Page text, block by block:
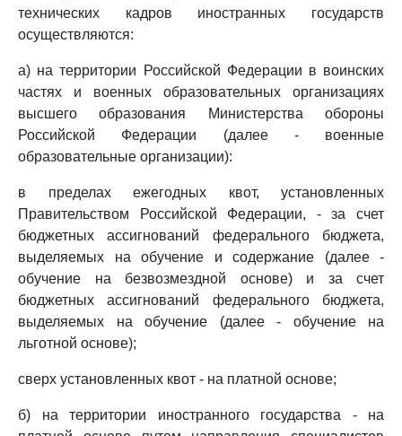
технических кадров иностранных государств
осуществляются:
а) на территории Российской Федерации в воинских
частях и военных образовательных организациях
высшего образования Министерства обороны
Российской Федерации (далее - военные
образовательные организации):
в пределах ежегодных квот, установленных
Правительством Российской Федерации, - за счет
бюджетных ассигнований федерального бюджета,
выделяемых на обучение и содержание (далее -
обучение на безвозмездной основе) и за счет
бюджетных ассигнований федерального бюджета,
выделяемых на обучение (далее - обучение на
льготной основе);
сверх установленных квот - на платной основе;
б) на территории иностранного государства - на